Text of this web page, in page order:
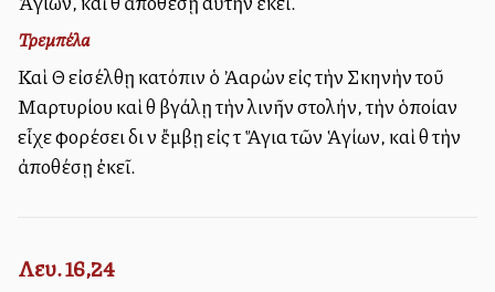
Τρεμπέλα
Καὶ Θὰ εἰσέλθῃ κατόπιν ὁ Ἀαρὠν εἰς τὴν Σκηνὴν τοῦ
Μαρτυρίου καὶ θὰ βγάλῃ τὴν λινῆν στολήν, τὴν ὁποίαν
εἶχε φορέσει διὰ νὰ ἔμβῃ εἰς τὰ Ἅγια τῶν Ἁγίων, καὶ θὰ τὴν
ἀποθέσῃ ἐκεῖ.
Λευ. 16,24